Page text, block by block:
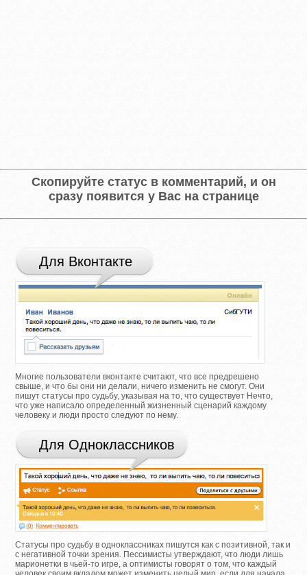
Скопируйте статус в комментарий, и он
сразу появится у Вас на странице
Для Вконтакте
Многие пользователи вконтакте считают, что все предрешено
свыше, и что бы они ни делали, ничего изменить не смогут. Они
пишут статусы про судьбу, указывая на то, что существует Нечто,
что уже написало определенный жизненный сценарий каждому
человеку и люди просто следуют по нему.
Для Одноклассников
Статусы про судьбу в одноклассниках пишутся как с позитивной, так и
с негативной точки зрения. Пессимисты утверждают, что люди лишь
марионетки в чьей-то игре, а оптимисты говорят о том, что каждый